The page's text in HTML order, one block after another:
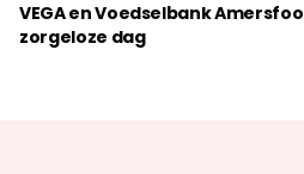
VEGA en Voedselbank
zorgeloze dag